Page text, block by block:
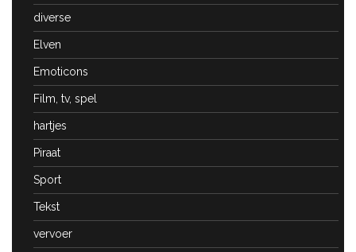
diverse
Elven
Emoticons
Film, tv, spel
hartjes
Piraat
Sport
Tekst
vervoer